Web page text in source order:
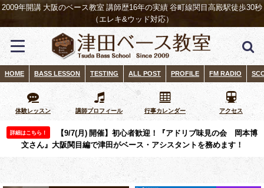
2009年開講 大阪のベース教室 講師歴16年の実績 谷町線関目高殿駅徒歩30秒
（エレキ&ウッド対応）
HOME BASS LESSON TESTING ALL POST PROFILE FM RADIO
体験レッスン 講師プロフィール 行事カレンダー アクセス
詳細はこちら！
【9/7(月) 開催】初心者歓迎！『アドリブ味見の会 岡本博
文さん』大阪関目編で津田がベース・アシスタントを務めます！